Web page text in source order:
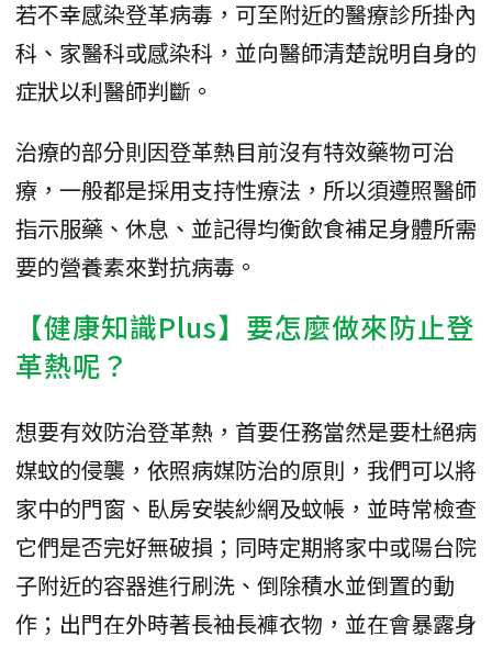
若不幸感染登革病毒，可至附近的醫療診所掛內
科、家醫科或感染科，並向醫師清楚說明自身的
症狀以利醫師判斷。
治療的部分則因登革熱目前沒有特效藥物可治
療，一般都是採用支持性療法，所以須遵照醫師
指示服藥、休息、並記得均衡飲食補足身體所需
要的營養素來對抗病毒。
【健康知識Plus】要怎麼做來防止登
革熱呢？
想要有效防治登革熱，首要任務當然是要杜絕病
媒蚊的侵襲，依照病媒防治的原則，我們可以將
家中的門窗、臥房安裝紗網及蚊帳，並時常檢查
它們是否完好無破損；同時定期將家中或陽台院
子附近的容器進行刷洗、倒除積水並倒置的動
作；出門在外時著長袖長褲衣物，並在會暴露身